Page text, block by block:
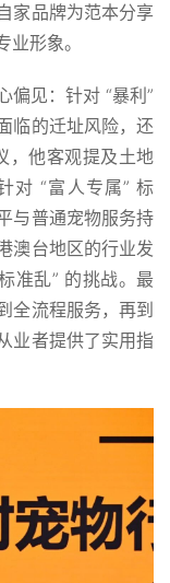
家品牌为范本分享
形象。
偏见：针对 “暴利”
临的迁址风险，还
，他客观提及土地
对 “富人专属” 标
与普通宠物服务持
澳台地区的行业发
准乱” 的挑战。最
全流程服务，再到
业者提供了实用指